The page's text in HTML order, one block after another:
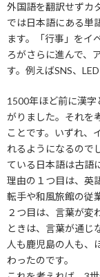
外国語を翻訳せずカ
では日本語にある単
ます。「行事」をイ
ろがさらに進んで、
す。例えばSNS、LED
1500年ほど前に漢
がりました。それを
ことです。いずれ、
れるようになるので
ている日本語は古語
理由の１つ目は、英
転手や和風旅館の従
２つ目は、言葉が変
ときは、言葉が通じ
人も鹿児島の人も、
わったのです。